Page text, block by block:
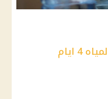
ايام